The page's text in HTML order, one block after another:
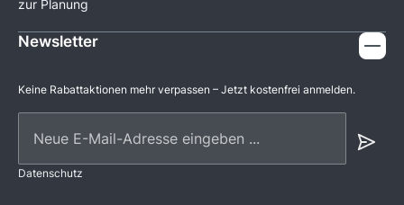
zur Planung
Newsletter
Keine Rabattaktionen mehr verpassen – Jetzt kostenfrei anmelden.
Datenschutz